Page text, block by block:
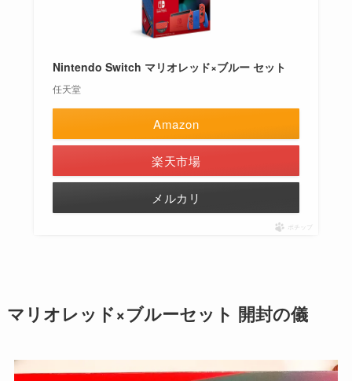
Nintendo Switch マリオレッド×ブルー セット
任天堂
Amazon
楽天市場
メルカリ
ポチップ
マリオレッド×ブルーセット 開封の儀